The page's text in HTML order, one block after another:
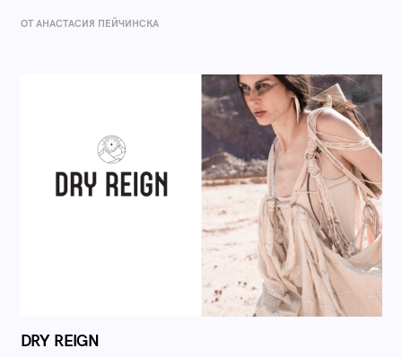
ОТ AНАСТАСИЯ ПЕЙЧИНСКА
DRY REIGN